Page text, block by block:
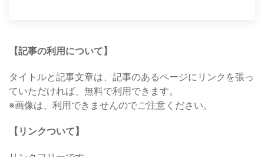
【記事の利用について】
タイトルと記事文章は、記事のあるページにリンクを張っ
ていただければ、無料で利用できます。
※画像は、利用できませんのでご注意ください。
【リンクついて】